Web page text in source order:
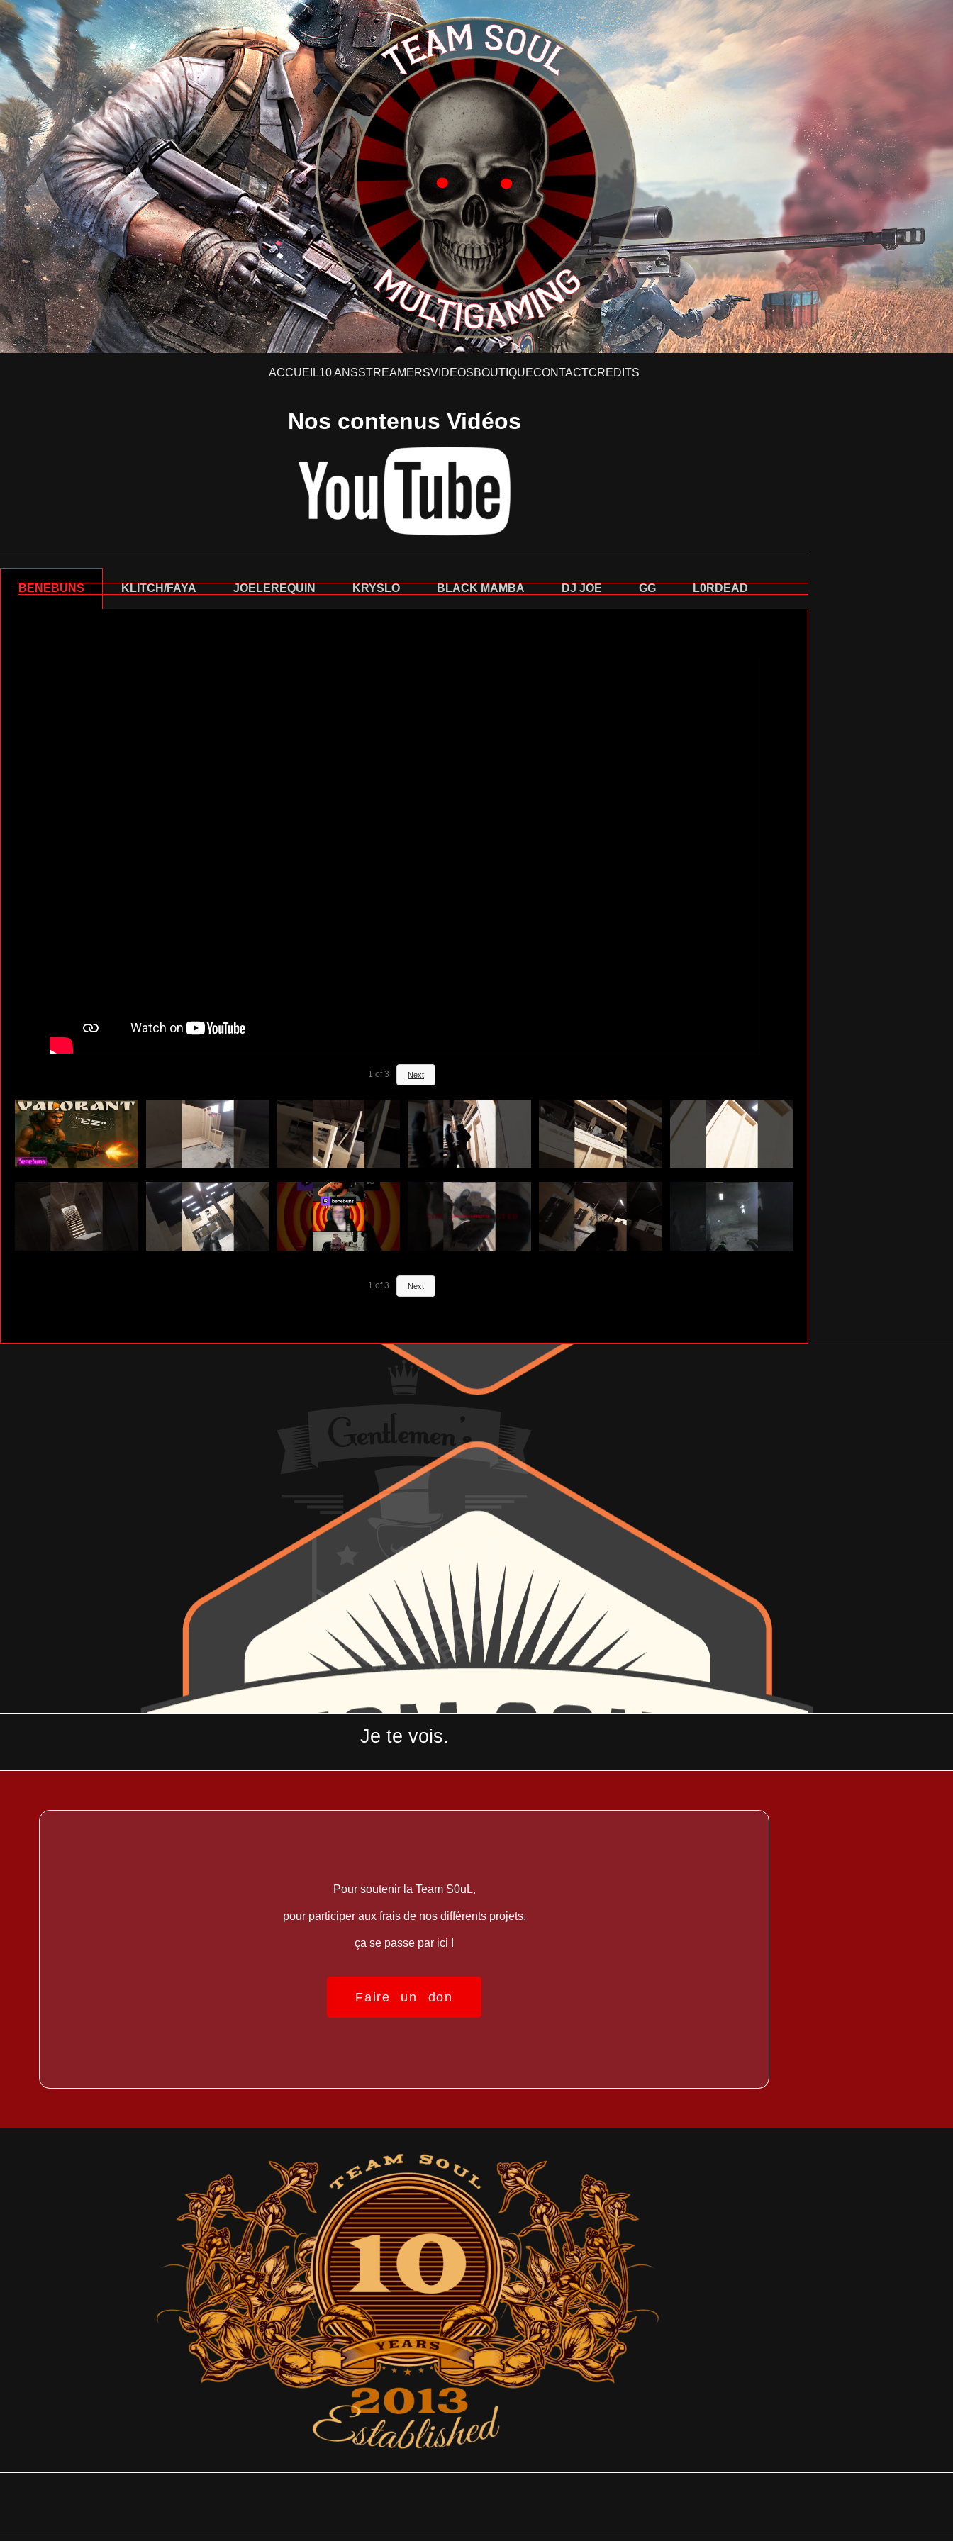
ACCUEIL10 ANSSTREAMERSVIDEOSBOUTIQUECONTACTCREDITS
Nos contenus Vidéos
BENEBUNS KLITCH/FAYA JOELEREQUIN KRYSLO BLACK MAMBA DJ JOE GG L0RDEAD
1 of 3 Next
1 of 3 Next
Je te vois.
Pour soutenir la Team S0uL,
pour participer aux frais de nos différents projets,
ça se passe par ici !
Faire un don